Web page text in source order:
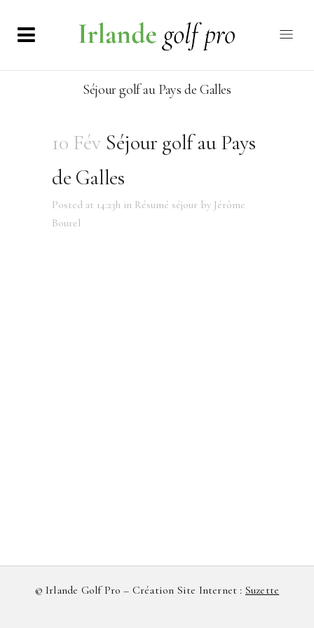
Séjour golf au Pays de Galles
10 FévSéjour golf au Pays
de Galles
Posted at 14:23h in Résumé séjour by Jérôme
Bourel
© Irlande Golf Pro – Création Site Internet : Suzette